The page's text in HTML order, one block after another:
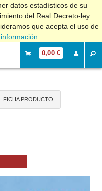
datos estadísticos de su
del Real Decreto-ley
que acepta el uso de
0,00 €
FICHA PRODUCTO